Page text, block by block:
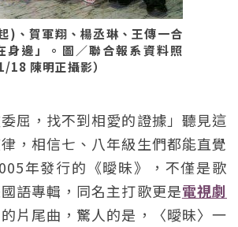
)、賀軍翔、楊丞琳、王傳一合
身邊」。圖／聯合報系資料照
18 陳明正攝影）
委屈，找不到相愛的證據」聽見這
，相信七、八年級生們都能直覺
年發行的《曖昧》，不僅是歌
語專輯，同名主打歌更是電視劇
片尾曲，驚人的是，〈曖昧〉一